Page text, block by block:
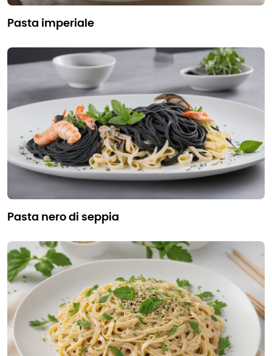
pasta imperiale
pasta nero di seppia